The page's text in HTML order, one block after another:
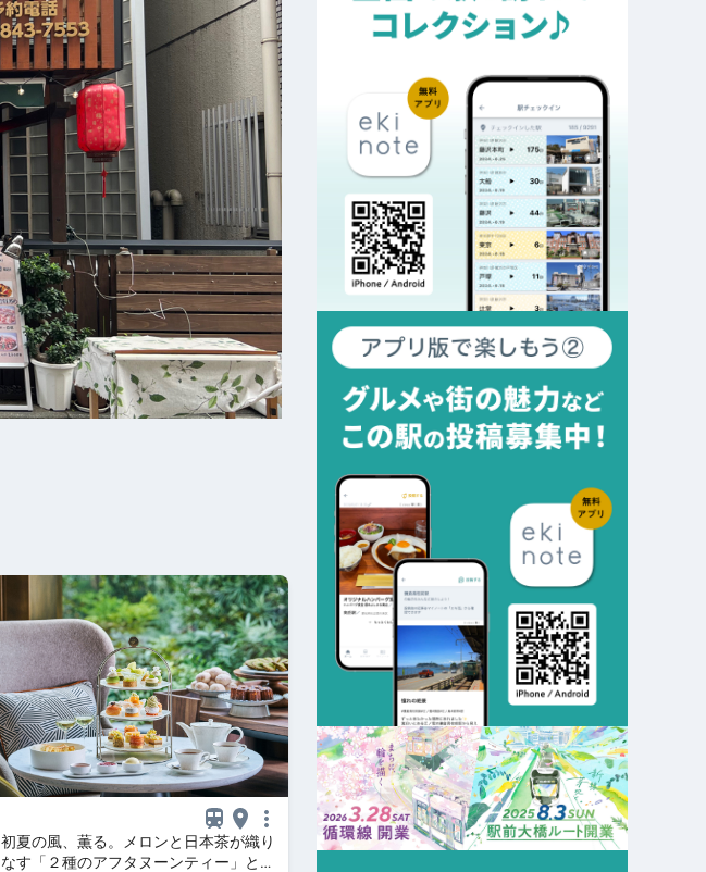
初夏の風、薫る。メロンと日本茶が織り
なす「２種のアフタヌーンティー」と、